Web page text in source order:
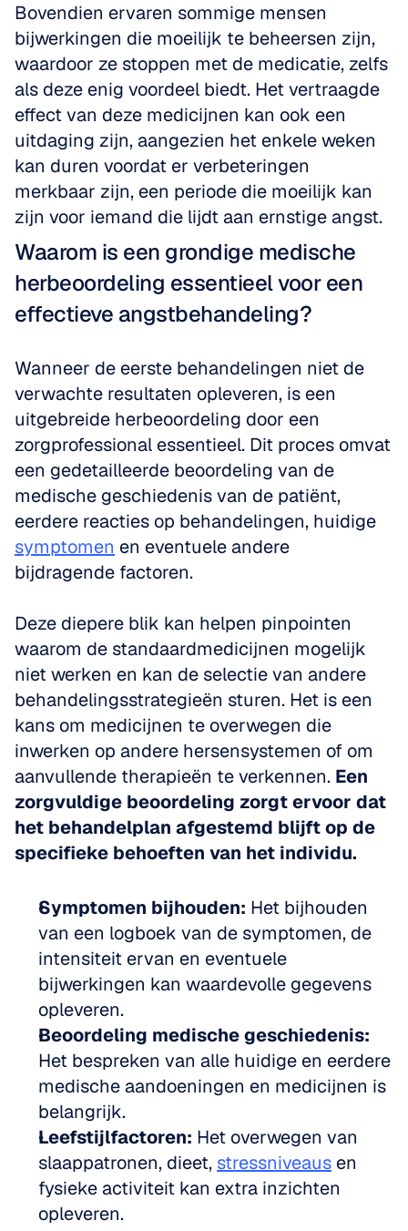
Bovendien ervaren sommige mensen
bijwerkingen die moeilijk te beheersen zijn,
waardoor ze stoppen met de medicatie, zelfs
als deze enig voordeel biedt. Het vertraagde
effect van deze medicijnen kan ook een
uitdaging zijn, aangezien het enkele weken
kan duren voordat er verbeteringen
merkbaar zijn, een periode die moeilijk kan
zijn voor iemand die lijdt aan ernstige angst.
Waarom is een grondige medische
herbeoordeling essentieel voor een
effectieve angstbehandeling?
Wanneer de eerste behandelingen niet de
verwachte resultaten opleveren, is een
uitgebreide herbeoordeling door een
zorgprofessional essentieel. Dit proces omvat
een gedetailleerde beoordeling van de
medische geschiedenis van de patiënt,
symptomen en eventuele andere
bijdragende factoren.
Deze diepere blik kan helpen pinpointen
waarom de standaardmedicijnen mogelijk
niet werken en kan de selectie van andere
behandelingsstrategieën sturen. Het is een
kans om medicijnen te overwegen die
inwerken op andere hersensystemen of om
aanvullende therapieën te verkennen. Een
zorgvuldige beoordeling zorgt ervoor dat
het behandelplan afgestemd blijft op de
specifieke behoeften van het individu.
Symptomen bijhouden: Het bijhouden
van een logboek van de symptomen, de
intensiteit ervan en eventuele
bijwerkingen kan waardevolle gegevens
opleveren.
Beoordeling medische geschiedenis:
Het bespreken van alle huidige en eerdere
medische aandoeningen en medicijnen is
belangrijk.
Leefstijlfactoren: Het overwegen van
slaappatronen, dieet, stressniveaus en
fysieke activiteit kan extra inzichten
opleveren.